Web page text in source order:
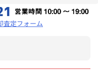
査定フォーム